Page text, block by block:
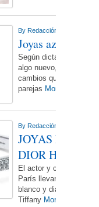
By Redacción NdL
Joyas azules
Según dicta la
algo nuevo, algo viejo,
cambios que cada año
parejas More...
By Redacción NdL
JOYAS DE
DIOR HOMME
El actor y cantante
París llevando un
blanco y diamantes
Tiffany More...